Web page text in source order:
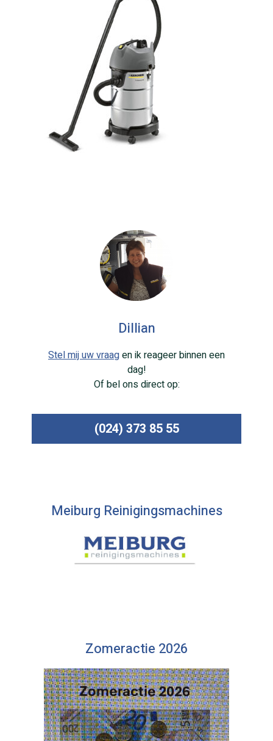
Dillian
Stel mij uw vraagen ik reageer binnen een
dag!
Of bel ons direct op:
(024) 373 85 55
Meiburg Reinigingsmachines
Zomeractie 2026